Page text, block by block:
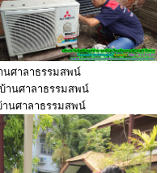
นศาลาธรรมสพน์
านศาลาธรรมสพน์
นศาลาธรรมสพน์